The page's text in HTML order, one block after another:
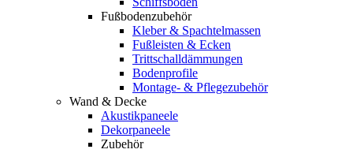
Fußbodenzubehör
Kleber & Spachtelmassen
Fußleisten & Ecken
Trittschalldämmungen
Bodenprofile
Montage- & Pflegezubehör
Wand & Decke
Akustikpaneele
Dekorpaneele
Zubehör